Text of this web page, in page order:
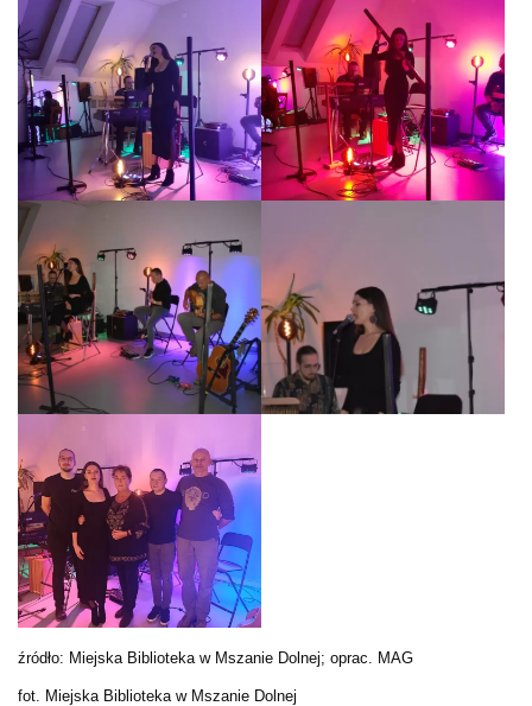
źródło: Miejska Biblioteka w Mszanie Dolnej; oprac. MAG
fot. Miejska Biblioteka w Mszanie Dolnej